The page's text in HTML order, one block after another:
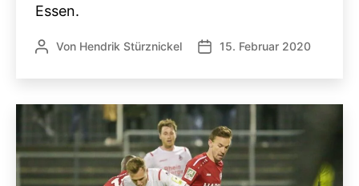
Essen.
Beitragsautor
Von Hendrik Stürznickel Veröffentlichungsdatum
15. Februar 2020